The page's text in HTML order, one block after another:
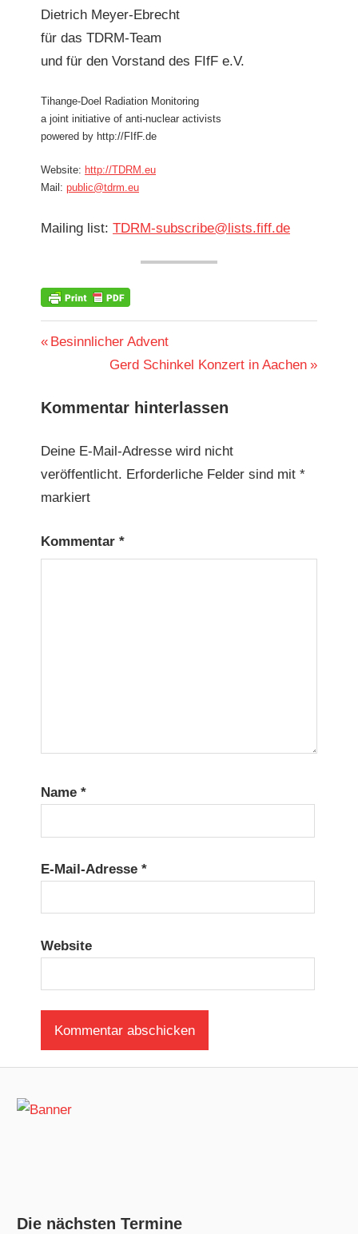
Diet­rich Meyer-Ebrecht
für das TDRM-Team
und für den Vor­stand des FIfF e.V.
Tihange-Doel Radi­a­tion Monitoring
a joint ini­tia­tive of anti-nuclear activists
pow­ered by http://FIfF.de
Web­site: http://TDRM.eu
Mail: public@tdrm.eu
Mail­ing list: TDRM-subscribe@lists.fiff.de
ATOMKRAFT
Beitragsnavigation
Vorheriger
Besinnlicher Advent
Nächster
Gerd Schinkel Konzert in Aachen
Kommentar hinterlassen
Deine E-Mail-Adresse wird nicht
veröffentlicht. Erforderliche Felder sind mit *
markiert
Kommentar *
Name *
E-Mail-Adresse *
Website
Die nächsten Termine